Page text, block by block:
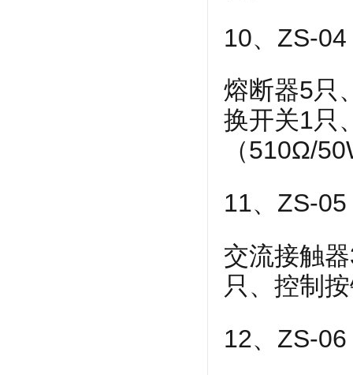
10、ZS-
熔断器5只
换开关1只
（510Ω/
11、ZS-
交流接触
只、控制
12、ZS-